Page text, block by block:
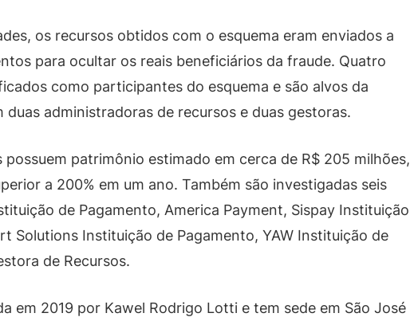
os recursos obtidos com o esquema eram enviados a
para ocultar os reais beneficiários da fraude. Quatro
como participantes do esquema e são alvos da
duas administradoras de recursos e duas gestoras.
possuem patrimônio estimado em cerca de R$ 205 milhões,
a 200% em um ano. Também são investigadas seis
de Pagamento, America Payment, Sispay Instituição
Solutions Instituição de Pagamento, YAW Instituição de
de Recursos.
em 2019 por Kawel Rodrigo Lotti e tem sede em São José